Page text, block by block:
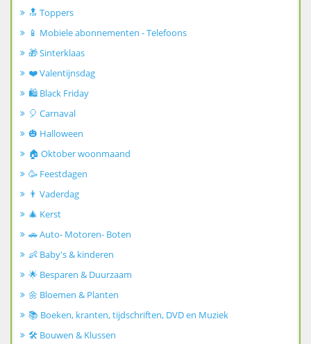
🔝 Toppers
📱 Mobiele abonnementen - Telefoons
🎁 Sinterklaas
❤️ Valentijnsdag
🛍️ Black Friday
🎈 Carnaval
🎃 Halloween
🏠 Oktober woonmaand
🥳 Feestdagen
👨 Vaderdag
🎄 Kerst
🚗 Auto- Motoren- Boten
👶 Baby's & kinderen
🌟 Besparen & Duurzaam
🌼 Bloemen & Planten
📚 Boeken, kranten, tijdschriften, DVD en Muziek
🛠️ Bouwen & Klussen